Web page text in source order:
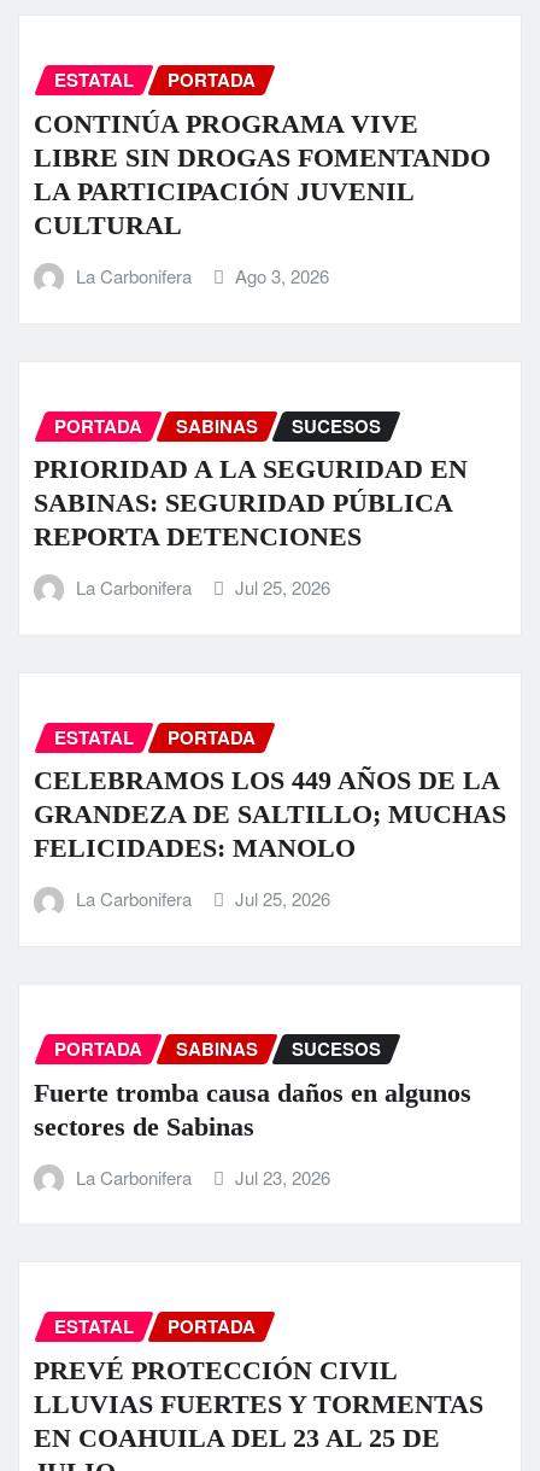
ESTATAL PORTADA
CONTINÚA PROGRAMA VIVE
LIBRE SIN DROGAS FOMENTANDO
LA PARTICIPACIÓN JUVENIL
CULTURAL
La Carbonifera Ago 3, 2026
PORTADA SABINAS SUCESOS
PRIORIDAD A LA SEGURIDAD EN
SABINAS: SEGURIDAD PÚBLICA
REPORTA DETENCIONES
La Carbonifera Jul 25, 2026
ESTATAL PORTADA
CELEBRAMOS LOS 449 AÑOS DE LA
GRANDEZA DE SALTILLO; MUCHAS
FELICIDADES: MANOLO
La Carbonifera Jul 25, 2026
PORTADA SABINAS SUCESOS
Fuerte tromba causa daños en algunos
sectores de Sabinas
La Carbonifera Jul 23, 2026
ESTATAL PORTADA
PREVÉ PROTECCIÓN CIVIL
LLUVIAS FUERTES Y TORMENTAS
EN COAHUILA DEL 23 AL 25 DE